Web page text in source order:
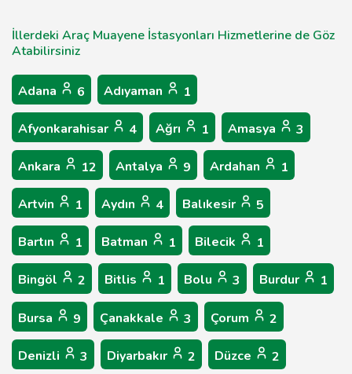
İllerdeki Araç Muayene İstasyonları Hizmetlerine de Göz
Atabilirsiniz
Adana 6 Adıyaman 1
Afyonkarahisar 4 Ağrı 1 Amasya 3
Ankara 12 Antalya 9 Ardahan 1
Artvin 1 Aydın 4 Balıkesir 5
Bartın 1 Batman 1 Bilecik 1
Bingöl 2 Bitlis 1 Bolu 3 Burdur 1
Bursa 9 Çanakkale 3 Çorum 2
Denizli 3 Diyarbakır 2 Düzce 2